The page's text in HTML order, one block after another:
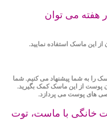
هفته می توان
از این ماسک استفاده نمایید.
را به شما پیشنهاد می کنیم. شما
پوست از این ماسک کمک بگیرید.
‌های پوست می پردازد.
خانگی با ماست، توت‌